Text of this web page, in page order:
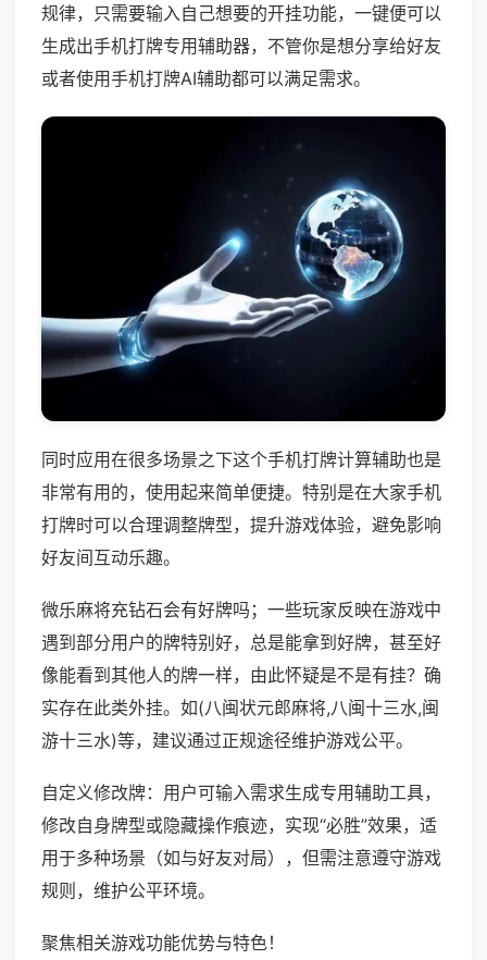
规律，只需要输入自己想要的开挂功能，一键便可以
生成出手机打牌专用辅助器，不管你是想分享给好友
或者使用手机打牌AI辅助都可以满足需求。
同时应用在很多场景之下这个手机打牌计算辅助也是
非常有用的，使用起来简单便捷。特别是在大家手机
打牌时可以合理调整牌型，提升游戏体验，避免影响
好友间互动乐趣。
微乐麻将充钻石会有好牌吗；一些玩家反映在游戏中
遇到部分用户的牌特别好，总是能拿到好牌，甚至好
像能看到其他人的牌一样，由此怀疑是不是有挂？确
实存在此类外挂。如(八闽状元郎麻将,八闽十三水,闽
游十三水)等，建议通过正规途径维护游戏公平。
自定义修改牌：用户可输入需求生成专用辅助工具，
修改自身牌型或隐藏操作痕迹，实现“必胜”效果，适
用于多种场景（如与好友对局），但需注意遵守游戏
规则，维护公平环境。
聚焦相关游戏功能优势与特色！